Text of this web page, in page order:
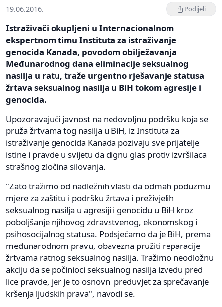
19.06.2016. Podijeli
Istraživači okupljeni u Internacionalnom
ekspertnom timu Instituta za istraživanje
genocida Kanada, povodom obilježavanja
Međunarodnog dana eliminacije seksualnog
nasilja u ratu, traže urgentno rješavanje statusa
žrtava seksualnog nasilja u BiH tokom agresije i
genocida.
Upozoravajući javnost na nedovoljnu podršku koja se
pruža žrtvama tog nasilja u BiH, iz Instituta za
istraživanje genocida Kanada pozivaju sve prijatelje
istine i pravde u svijetu da dignu glas protiv izvršilaca
strašnog zločina silovanja.
"Zato tražimo od nadležnih vlasti da odmah poduzmu
mjere za zaštitu i podršku žrtava i preživjelih
seksualnog nasilja u agresiji i genocidu u BiH kroz
poboljšanje njihovog zdravstvenog, ekonomskog i
psihosocijalnog statusa. Podsjećamo da je BiH, prema
međunarodnom pravu, obavezna pružiti reparacije
žrtvama ratnog seksualnog nasilja. Tražimo neodložnu
akciju da se počinioci seksualnog nasilja izvedu pred
lice pravde, jer je to osnovni preduvjet za sprečavanje
kršenja ljudskih prava", navodi se.